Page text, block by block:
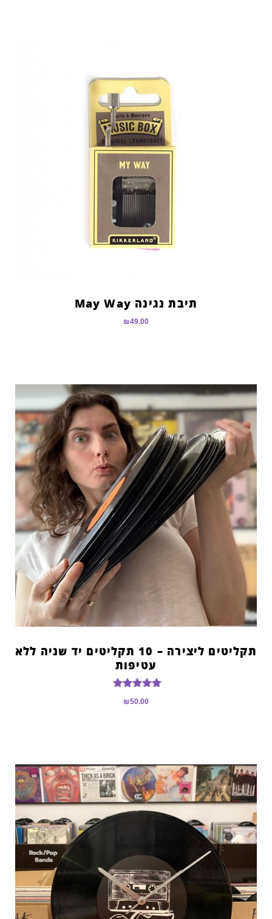
תיבת נגינה May Way
₪49.00
תקליטים ליצירה – 10 תקליטים יד שניה ללא
עטיפות
דורג
5.00
₪50.00